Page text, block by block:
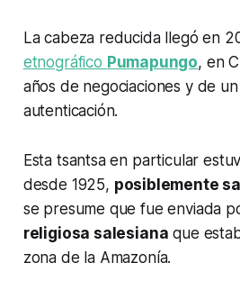
La cabeza reducida llegó en
etnográfico Pumapungo, en
años de negociaciones y de
autenticación.
Esta tsantsa en particular
desde 1925, posiblemente
se presume que fue enviada
religiosa salesiana que
zona de la Amazonía.